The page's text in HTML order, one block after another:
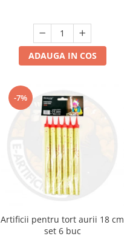
ADAUGA IN COS
-7%
Artificii pentru tort aurii 18 cm
set 6 buc